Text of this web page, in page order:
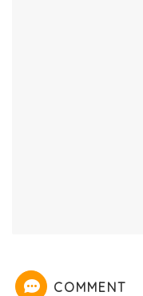
COMMENT